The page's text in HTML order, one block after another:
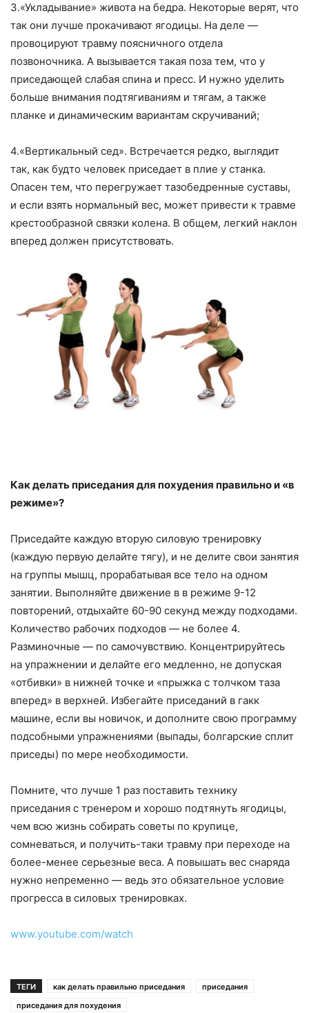
3.«Укладывание» живота на бедра. Некоторые верят, что
так они лучше прокачивают ягодицы. На деле —
провоцируют травму поясничного отдела
позвоночника. А вызывается такая поза тем, что у
приседающей слабая спина и пресс. И нужно уделить
больше внимания подтягиваниям и тягам, а также
планке и динамическим вариантам скручиваний;
4.«Вертикальный сед». Встречается редко, выглядит
так, как будто человек приседает в плие у станка.
Опасен тем, что перегружает тазобедренные суставы,
и если взять нормальный вес, может привести к травме
крестообразной связки колена. В общем, легкий наклон
вперед должен присутствовать.
Как делать приседания для похудения правильно и «в
режиме»?
Приседайте каждую вторую силовую тренировку
(каждую первую делайте тягу), и не делите свои занятия
на группы мышц, прорабатывая все тело на одном
занятии. Выполняйте движение в в режиме 9-12
повторений, отдыхайте 60-90 секунд между подходами.
Количество рабочих подходов — не более 4.
Разминочные — по самочувствию. Концентрируйтесь
на упражнении и делайте его медленно, не допуская
«отбивки» в нижней точке и «прыжка с толчком таза
вперед» в верхней. Избегайте приседаний в гакк
машине, если вы новичок, и дополните свою программу
подсобными упражнениями (выпады, болгарские сплит
приседы) по мере необходимости.
Помните, что лучше 1 раз поставить технику
приседания с тренером и хорошо подтянуть ягодицы,
чем всю жизнь собирать советы по крупице,
сомневаться, и получить-таки травму при переходе на
более-менее серьезные веса. А повышать вес снаряда
нужно непременно — ведь это обязательное условие
прогресса в силовых тренировках.
www.youtube.com/watch
ТЕГИ как делать правильно приседания
приседания
приседания для похудения